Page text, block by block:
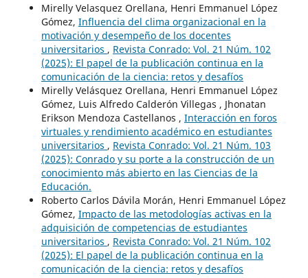
Mirelly Velasquez Orellana, Henri Emmanuel López
Gómez, Influencia del clima organizacional en la
motivación y desempeño de los docentes
universitarios , Revista Conrado: Vol. 21 Núm. 102
(2025): El papel de la publicación continua en la
comunicación de la ciencia: retos y desafíos
Mirelly Velásquez Orellana, Henri Emmanuel López
Gómez, Luis Alfredo Calderón Villegas , Jhonatan
Erikson Mendoza Castellanos , Interacción en foros
virtuales y rendimiento académico en estudiantes
universitarios , Revista Conrado: Vol. 21 Núm. 103
(2025): Conrado y su porte a la construcción de un
conocimiento más abierto en las Ciencias de la
Educación.
Roberto Carlos Dávila Morán, Henri Emmanuel López
Gómez, Impacto de las metodologías activas en la
adquisición de competencias de estudiantes
universitarios , Revista Conrado: Vol. 21 Núm. 102
(2025): El papel de la publicación continua en la
comunicación de la ciencia: retos y desafíos